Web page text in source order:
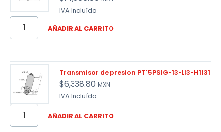
IVA Incluído
AÑADIR AL CARRITO
Transmisor de presion PT15PSIG-13-LI3-H1131
$6,338.80 MXN
IVA Incluído
AÑADIR AL CARRITO